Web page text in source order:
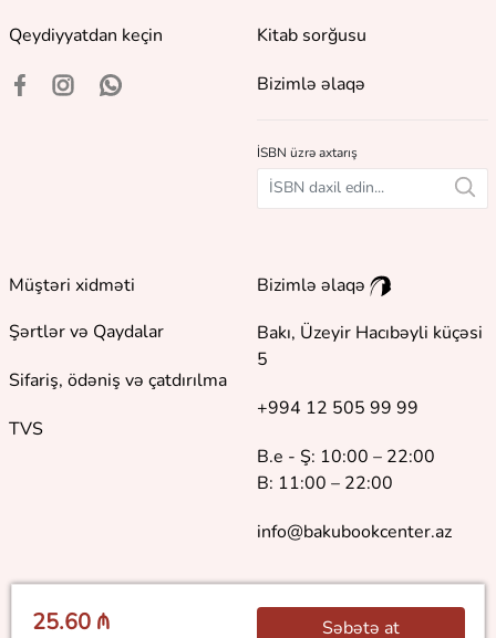
25.60 ₼ Səbətə at
Qeydiyyatdan keçin
Kitab sorğusu
Bizimlə əlaqə
İSBN üzrə axtarış
Müştəri xidməti
Şərtlər və Qaydalar
Sifariş, ödəniş və çatdırılma
TVS
Bizimlə əlaqə
Bakı, Üzeyir Hacıbəyli küçəsi
5
+994 12 505 99 99
B.e - Ş: 10:00 – 22:00
B: 11:00 – 22:00
info@bakubookcenter.az